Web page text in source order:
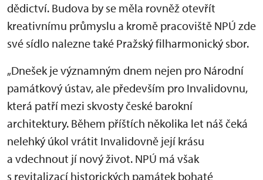
dědictví. Budova by se měla rovněž otevřít
kreativnímu průmyslu a kromě pracoviště NPÚ zde
své sídlo nalezne také Pražský filharmonický sbor.
„Dnešek je významným dnem nejen pro Národní
památkový ústav, ale především pro Invalidovnu,
která patří mezi skvosty české barokní
architektury. Během příštích několika let náš čeká
nelehký úkol vrátit Invalidovně její krásu
a vdechnout jí nový život. NPÚ má však
s revitalizací historických památek bohaté